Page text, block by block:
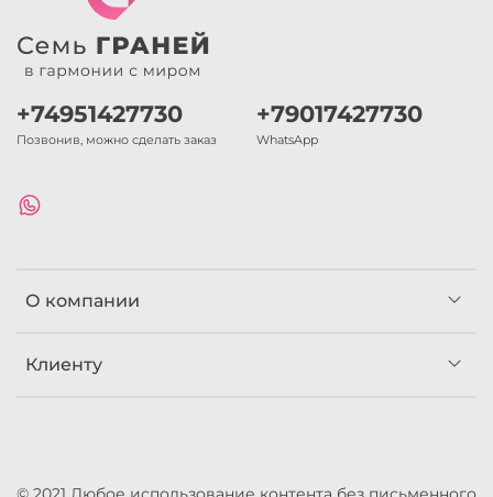
О компании
Клиенту
+74951427730
Позвонив, можно сделать заказ
+79017427730
WhatsApp